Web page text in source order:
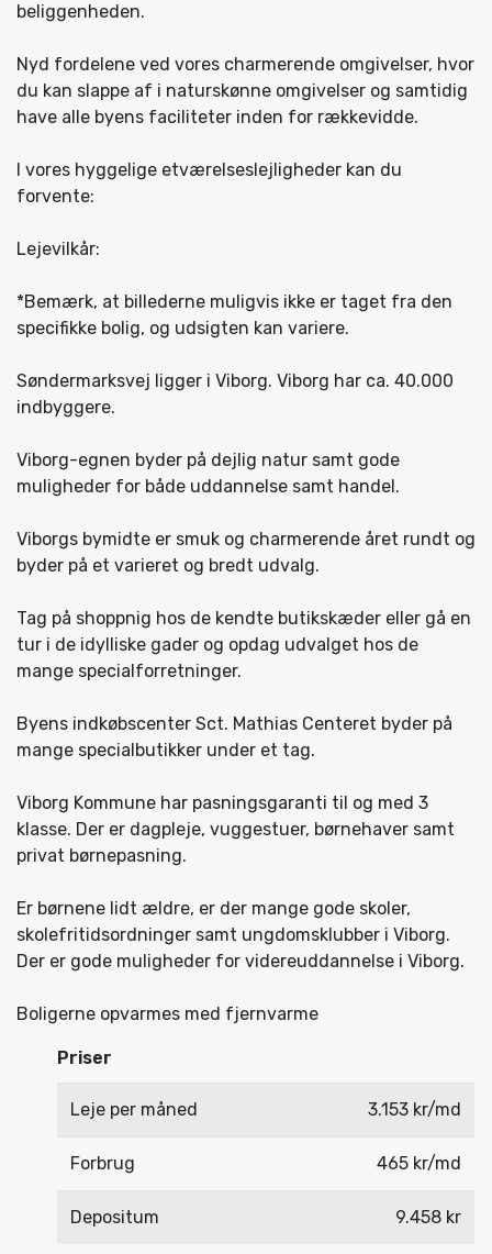
beliggenheden.
Nyd fordelene ved vores charmerende omgivelser, hvor
du kan slappe af i naturskønne omgivelser og samtidig
have alle byens faciliteter inden for rækkevidde.
I vores hyggelige etværelseslejligheder kan du
forvente:
Lejevilkår:
*Bemærk, at billederne muligvis ikke er taget fra den
specifikke bolig, og udsigten kan variere.
Søndermarksvej ligger i Viborg. Viborg har ca. 40.000
indbyggere.
Viborg-egnen byder på dejlig natur samt gode
muligheder for både uddannelse samt handel.
Viborgs bymidte er smuk og charmerende året rundt og
byder på et varieret og bredt udvalg.
Tag på shoppnig hos de kendte butikskæder eller gå en
tur i de idylliske gader og opdag udvalget hos de
mange specialforretninger.
Byens indkøbscenter Sct. Mathias Centeret byder på
mange specialbutikker under et tag.
Viborg Kommune har pasningsgaranti til og med 3
klasse. Der er dagpleje, vuggestuer, børnehaver samt
privat børnepasning.
Er børnene lidt ældre, er der mange gode skoler,
skolefritidsordninger samt ungdomsklubber i Viborg.
Der er gode muligheder for videreuddannelse i Viborg.
Boligerne opvarmes med fjernvarme
Priser
Leje per måned 3.153 kr/md
Forbrug 465 kr/md
Depositum 9.458 kr